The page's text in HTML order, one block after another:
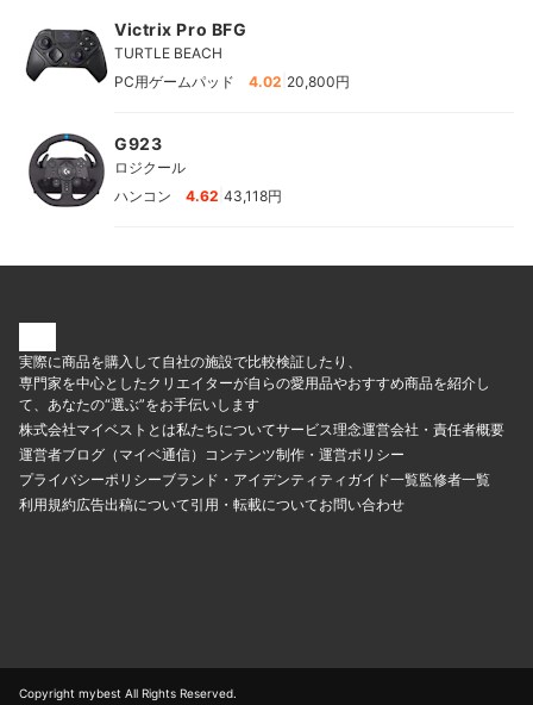
Victrix Pro BFG
TURTLE BEACH
PC用ゲームパッド
4.02 20,800円
G923
ロジクール
ハンコン
4.62 43,118円
実際に商品を購入して自社の施設で比較検証したり、
専門家を中心としたクリエイターが自らの愛用品やおすすめ商品を紹介し
て、あなたの“選ぶ”をお手伝いします
株式会社マイベストとは私たちについてサービス理念運営会社・責任者概要
運営者ブログ（マイベ通信） コンテンツ制作・運営ポリシー
プライバシーポリシーブランド・アイデンティティ ガイド一覧監修者一覧
利用規約広告出稿について引用・転載についてお問い合わせ
Copyright mybest All Rights Reserved.